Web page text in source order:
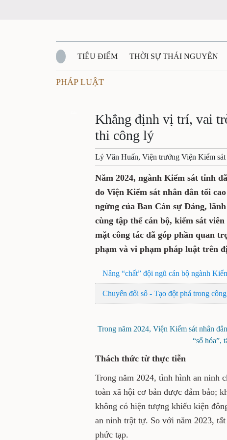
TIÊU ĐIỂM THỜI SỰ THÁI NGUYÊN
QUỐC PHÒNG - AN NINH
QUÊ HƯƠNG - ĐẤT NƯỚC QUỐC TẾ
VĂN BẢN, CHÍNH SÁCH MỚI
PHÁP LUẬT
Khẳng định vị trí, vai
thi công lý
Lý Văn Huấn, Viện trưởng Viện Kiểm
Năm 2024, ngành Kiểm sát tỉnh
do Viện Kiểm sát nhân dân tối
ngừng của Ban Cán sự Đảng,
cùng tập thể cán bộ, kiểm sát
mặt công tác đã góp phần quan
phạm và vi phạm pháp luật trên
Nâng “chất” đội ngũ cán bộ ngành
Chuyển đổi số - Tạo đột phá trong
Trong năm 2024, Viện Kiểm sát nhân
“số hóa”,
Thách thức từ thực tiễn
Trong năm 2024, tình hình an ninh
toàn xã hội cơ bản được đảm bảo;
không có hiện tượng khiếu kiện
an ninh trật tự. So với năm 2023,
phức tạp.